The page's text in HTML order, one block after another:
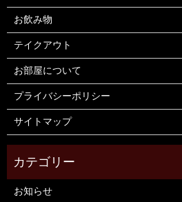
お飲み物
テイクアウト
お部屋について
プライバシーポリシー
サイトマップ
お知らせ